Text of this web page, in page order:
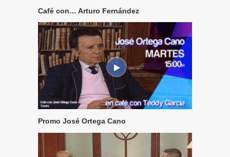
Café con… Arturo Fernández
Promo José Ortega Cano